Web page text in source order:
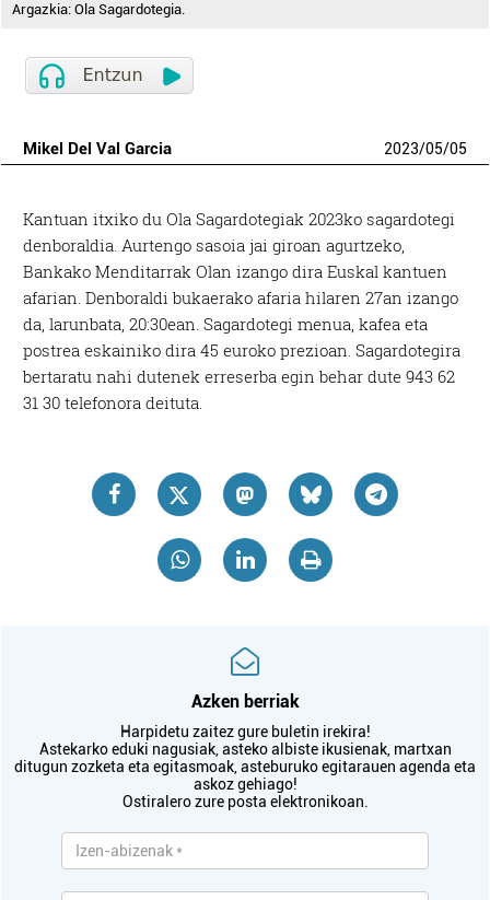
Argazkia: Ola Sagardotegia.
Mikel Del Val Garcia 2023/05/05
Kantuan itxiko du Ola Sagardotegiak 2023ko sagardotegi
denboraldia. Aurtengo sasoia jai giroan agurtzeko,
Bankako Menditarrak Olan izango dira Euskal kantuen
afarian. Denboraldi bukaerako afaria hilaren 27an izango
da, larunbata, 20:30ean. Sagardotegi menua, kafea eta
postrea eskainiko dira 45 euroko prezioan. Sagardotegira
bertaratu nahi dutenek erreserba egin behar dute 943 62
31 30 telefonora deituta.
Azken berriak
Harpidetu zaitez gure buletin irekira!
Astekarko eduki nagusiak, asteko albiste ikusienak, martxan
ditugun zozketa eta egitasmoak, asteburuko egitarauen agenda eta
askoz gehiago!
Ostiralero zure posta elektronikoan.